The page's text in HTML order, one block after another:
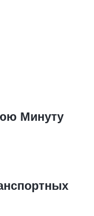
Минуту